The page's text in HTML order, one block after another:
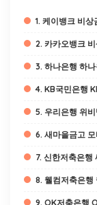
1. 케이뱅크 비상
2. 카카오뱅크
3. 하나은행 하
4. KB국민은행
5. 우리은행 위
6. 새마을금고
7. 신한저축은행
8. 웰컴저축은행
9. OK저축은행